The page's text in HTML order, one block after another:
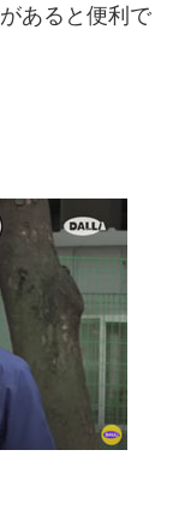
あると便利で